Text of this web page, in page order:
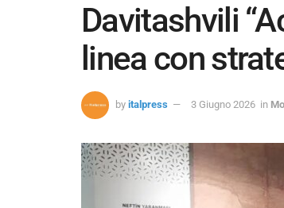
Davitashvili
linea con
by italpress 3 Giugno 2026 in